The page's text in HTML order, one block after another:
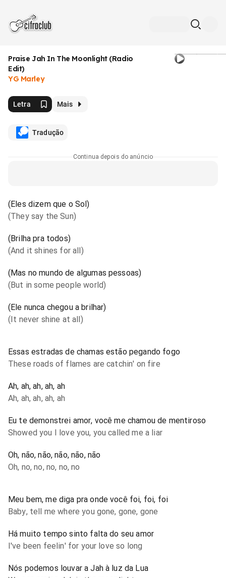
Praise Jah In The Moonlight (Radio
Edit)
YG Marley
Letra Mais
Tradução
Continua depois do anúncio
(Eles dizem que o Sol)
(They say the Sun)
(Brilha pra todos)
(And it shines for all)
(Mas no mundo de algumas pessoas)
(But in some people world)
(Ele nunca chegou a brilhar)
(It never shine at all)
Essas estradas de chamas estão pegando fogo
These roads of flames are catchin' on fire
Ah, ah, ah, ah, ah
Ah, ah, ah, ah, ah
Eu te demonstrei amor, você me chamou de mentiroso
Showed you I love you, you called me a liar
Oh, não, não, não, não, não
Oh, no, no, no, no, no
Meu bem, me diga pra onde você foi, foi, foi
Baby, tell me where you gone, gone, gone
Há muito tempo sinto falta do seu amor
I've been feelin' for your love so long
Nós podemos louvar a Jah à luz da Lua